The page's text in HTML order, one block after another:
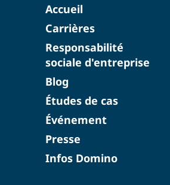
Accueil
Carrières
Responsabilité
sociale d'entreprise
Blog
Études de cas
Événement
Presse
Infos Domino